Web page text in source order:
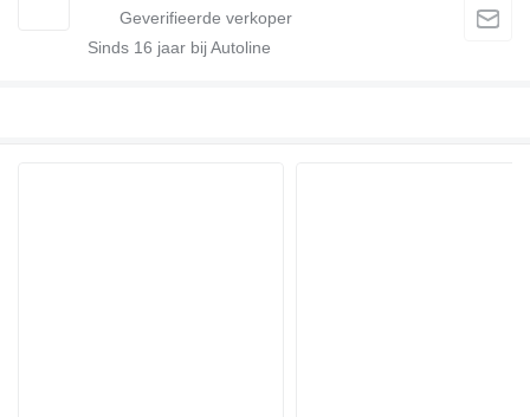
Sinds 16 jaar bij Autoline